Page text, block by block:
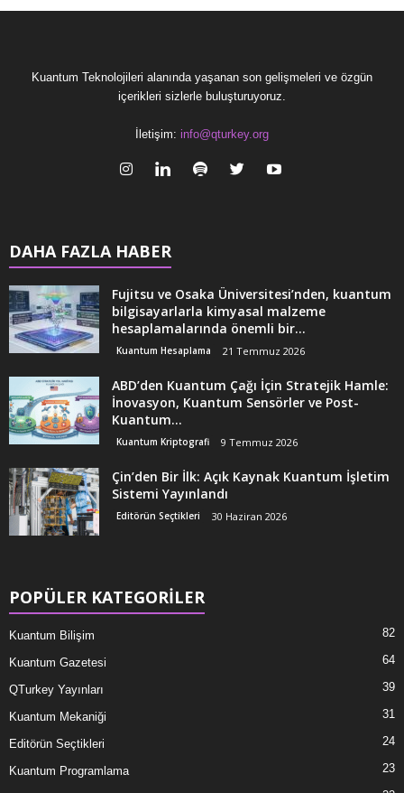
Kuantum Teknolojileri alanında yaşanan son gelişmeleri ve özgün
içerikleri sizlerle buluşturuyoruz.
İletişim: info@qturkey.org
DAHA FAZLA HABER
Fujitsu ve Osaka Üniversitesi’nden, kuantum
bilgisayarlarla kimyasal malzeme
hesaplamalarında önemli bir...
Kuantum Hesaplama 21 Temmuz 2026
ABD’den Kuantum Çağı İçin Stratejik Hamle:
İnovasyon, Kuantum Sensörler ve Post-
Kuantum...
Kuantum Kriptografi 9 Temmuz 2026
Çin’den Bir İlk: Açık Kaynak Kuantum İşletim
Sistemi Yayınlandı
Editörün Seçtikleri 30 Haziran 2026
POPÜLER KATEGORİLER
Kuantum Bilişim 82
Kuantum Gazetesi 64
QTurkey Yayınları 39
Kuantum Mekaniği 31
Editörün Seçtikleri 24
Kuantum Programlama 23